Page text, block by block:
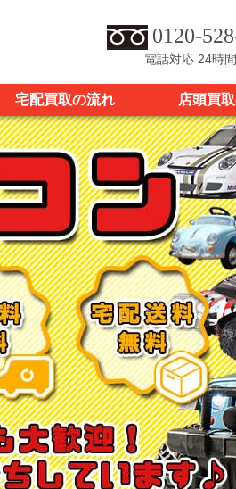
0120-
電話対応 24時間
宅配買取の流れ 店頭買